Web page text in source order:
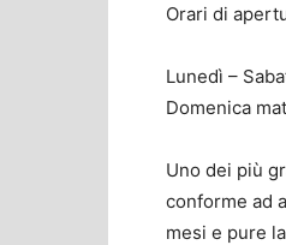
Orari di
Lunedì –
Domenica
Uno dei più
conforme ad
mesi e pure la